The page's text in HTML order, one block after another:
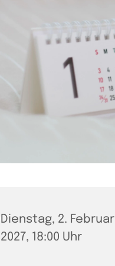
Dienstag, 2. Februar
2027, 18:00 Uhr